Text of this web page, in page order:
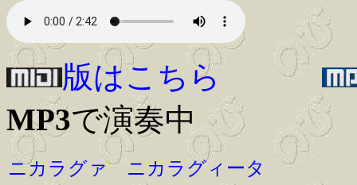
版はこちら
MP3で演奏中
ニカラグァ ニカラグィータ